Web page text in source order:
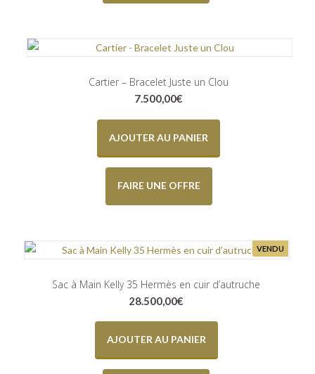
Cartier – Bracelet Juste un Clou
7.500,00€
AJOUTER AU PANIER
FAIRE UNE OFFRE
VENDU
Sac à Main Kelly 35 Hermès en cuir d’autruche
28.500,00€
AJOUTER AU PANIER